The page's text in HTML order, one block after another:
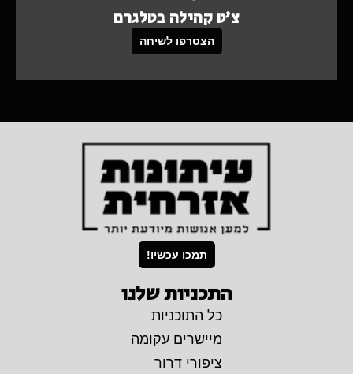
צ'ט קהילה בטלגרם
הצטרפו לשיחה
תמכו עכשיו!
התכניות שלנו
כל התוכניות
מיישרים עקומה
ציפורי דרור